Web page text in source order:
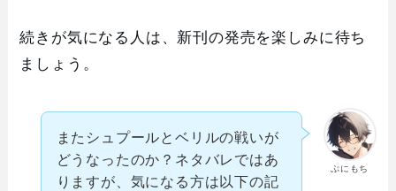
続きが気になる人は、新刊の発売を楽しみに待ち
ましょう。
ぷにもち
またシュプールとベリルの戦いが
どうなったのか？ネタバレではあ
りますが、気になる方は以下の記